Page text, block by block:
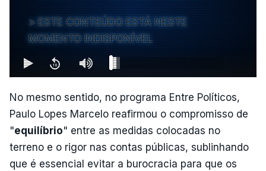
ESTE CONTEÚDO ESTÁ NESTE
MOMENTO INDISPONÍVEL
No mesmo sentido, no programa Entre Políticos,
Paulo Lopes Marcelo reafirmou o compromisso de
"equilíbrio" entre as medidas colocadas no
terreno e o rigor nas contas públicas, sublinhando
que é essencial evitar a burocracia para que os